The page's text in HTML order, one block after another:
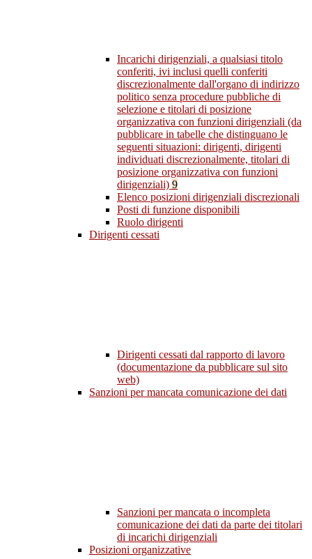
Incarichi dirigenziali, a qualsiasi titolo
conferiti, ivi inclusi quelli conferiti
discrezionalmente dall'organo di indirizzo
politico senza procedure pubbliche di
selezione e titolari di posizione
organizzativa con funzioni dirigenziali (da
pubblicare in tabelle che distinguano le
seguenti situazioni: dirigenti, dirigenti
individuati discrezionalmente, titolari di
posizione organizzativa con funzioni
dirigenziali) 9
Elenco posizioni dirigenziali discrezionali
Posti di funzione disponibili
Ruolo dirigenti
Dirigenti cessati
Dirigenti cessati dal rapporto di lavoro
(documentazione da pubblicare sul sito
web)
Sanzioni per mancata comunicazione dei dati
Sanzioni per mancata o incompleta
comunicazione dei dati da parte dei titolari
di incarichi dirigenziali
Posizioni organizzative